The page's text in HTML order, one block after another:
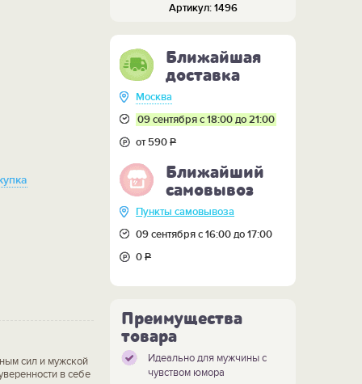
сил и мужской
в себе
Артикул: 1496
Ближайшая
доставка
Москва
09 сентября с 18:00 до 21:00
от 590Р
Ближайший
самовывоз
Пункты самовывоза
09 сентября с 16:00 до 17:00
0Р
Преимущества
товара
Идеально для мужчины с
чувством юмора